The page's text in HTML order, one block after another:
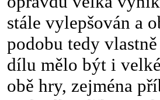
stále vylepšován a
podobu tedy
dílu mělo být i
obě hry, zejména